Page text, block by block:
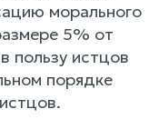
морального
5% от
пользу истцов
порядке